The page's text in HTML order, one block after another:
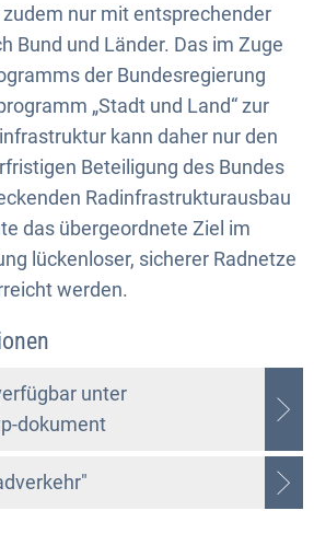
nur mit entsprechender
Bund und Länder. Das im Zuge
der Bundesregierung
„Stadt und Land“ zur
kann daher nur den
Beteiligung des Bundes
Radinfrastrukturausbau
das übergeordnete Ziel im
lückenloser, sicherer Radnetze
werden.
unter
dokument